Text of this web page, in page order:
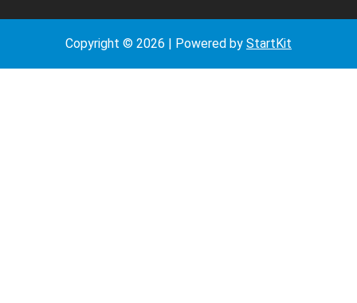
Copyright © 2026 | Powered by StartKit